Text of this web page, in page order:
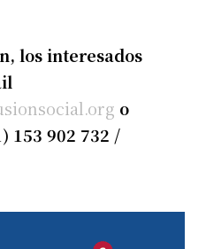
los interesados
o
153 902 732 /